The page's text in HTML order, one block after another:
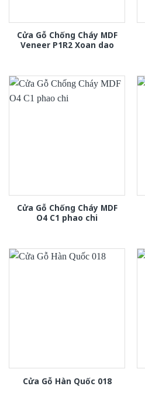
Cửa Gỗ Chống Cháy MDF
Veneer P1R2 Xoan dao
Cửa Gỗ Chống Cháy MDF
O4 C1 phao chi
Cửa Gỗ Hàn Quốc 018